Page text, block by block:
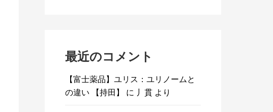
最近のコメント
【富士薬品】ユリス：ユリノームと
の違い 【持田】
に 丿貫 より